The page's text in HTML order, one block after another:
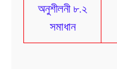
অনুশীলনী ৮.২
সমাধান